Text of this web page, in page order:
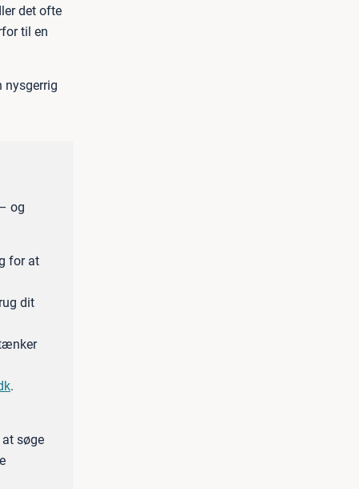
det ofte
til en
nysgerrig
og
for at
dit
.
søge